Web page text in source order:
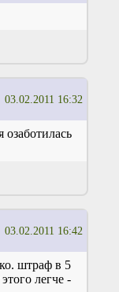
03.02.2011 16:32
озаботилась
03.02.2011 16:42
штраф в 5
легче -